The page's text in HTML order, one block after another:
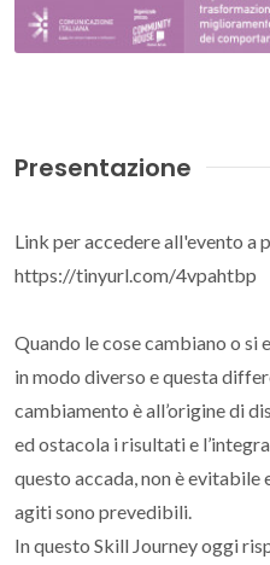
Presentazione
Link per accedere all'evento a
https://tinyurl.com/4vpahtbp
Quando le cose cambiano o si
in modo diverso e questa
cambiamento è all’origine di
ed ostacola i risultati e
questo accada, non è
agiti sono prevedibili.
In questo Skill Journey oggi